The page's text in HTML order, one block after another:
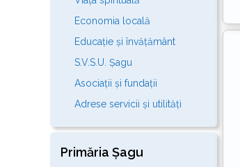
Economia locală
Educație și învățământ
S.V.S.U. Șagu
Asociații și fundații
Adrese servicii și utilități
Primăria Șagu